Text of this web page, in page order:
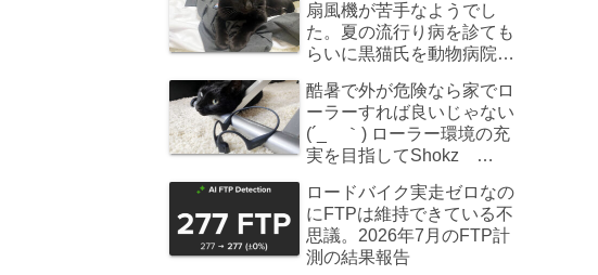
扇風機が苦手なようでし
た。夏の流行り病を診ても
らいに黒猫氏を動物病院へ
酷暑で外が危険なら家でロ
ーラーすれば良いじゃない
(´_ゝ｀) ローラー環境の充
実を目指してShokz
た
ロードバイク実走ゼロなの
にFTPは維持できている不
思議。2026年7月のFTP計
測の結果報告